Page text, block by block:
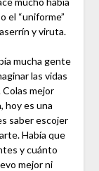
el “uniforme”
y viruta.
mucha gente
las vidas
mejor
hoy es una
saber escojer
Había que
y cuánto
mejor ni